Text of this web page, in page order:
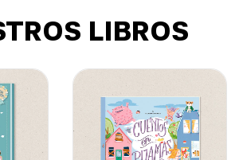
LIBROS